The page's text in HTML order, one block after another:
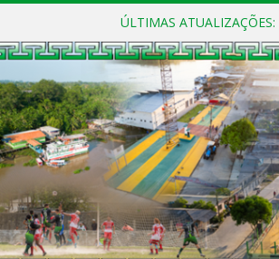
ÚLTIMAS ATUALIZAÇÕES: